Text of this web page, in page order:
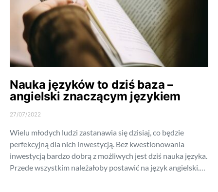
Nauka języków to dziś baza –
angielski znaczącym językiem
27/07/2022
Wielu młodych ludzi zastanawia się dzisiaj, co będzie
perfekcyjną dla nich inwestycją. Bez kwestionowania
inwestycją bardzo dobrą z możliwych jest dziś nauka języka.
Przede wszystkim należałoby postawić na język angielski.…